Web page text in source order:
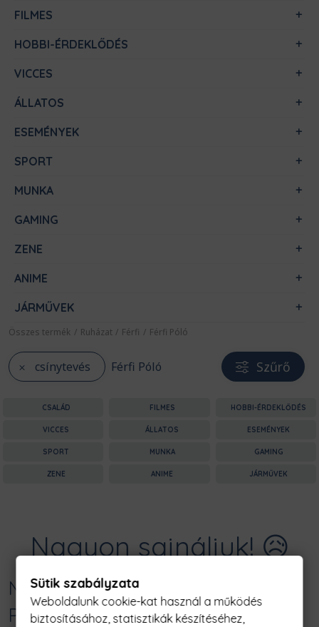
FILMES
HOBBI-ÉRDEKLŐDÉS
VICCES
ÁLLATOS
ESEMÉNYEK
SPORT
MUNKA
GAMING
ZENE
ANIME
JÁRMŰVEK
Összes termék / Ruházat / Férfi / Férfi Póló
csínytevés Férfi Póló Szűrő
CSALÁD FILMES HOBBI-ÉRDEKLŐDÉS
VICCES ÁLLATOS ESEMÉNYEK
SPORT MUNKA GAMING
ZENE ANIME JÁRMŰVEK
Nagyon sajnáljuk! 😥
Nincs találat erre: "csínytevés Férfi
Póló"
Sütik szabályzata
Weboldalunk cookie-kat használ a működés
biztosításához, statisztikák készítéséhez,